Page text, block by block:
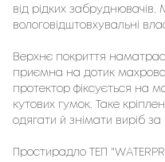
від рідких забруднювачів.
вологовідштовхувальні
Верхнє покриття
приємна на дотик
протектор фіксується на
кутових гумок. Таке
одягати й знімати виріб за
Простирадло ТЕП